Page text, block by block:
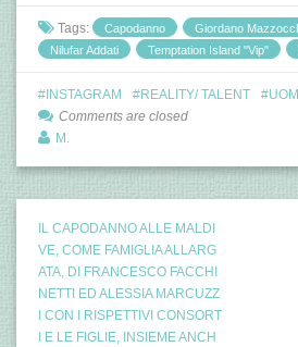
Tags: Capodanno Giordano
Nilufar Addati
Temptation Island "Vip"
INSTAGRAM REALITY/ TALENT
Comments are closed
M.
IL CAPODANNO ALLE MALDI
VE, COME FAMIGLIA ALLARG
ATA, DI FRANCESCO FACCHI
NETTI ED ALESSIA MARCUZZ
I CON I RISPETTIVI CONSORT
I E LE FIGLIE, INSIEME ANCH